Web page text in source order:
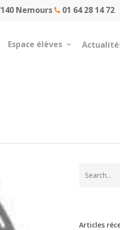
Nemours 01 64 28 14 72
Espace élèves
Articles